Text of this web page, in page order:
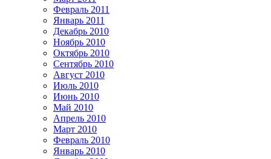
Февраль 2011
Январь 2011
Декабрь 2010
Ноябрь 2010
Октябрь 2010
Сентябрь 2010
Август 2010
Июль 2010
Июнь 2010
Май 2010
Апрель 2010
Март 2010
Февраль 2010
Январь 2010